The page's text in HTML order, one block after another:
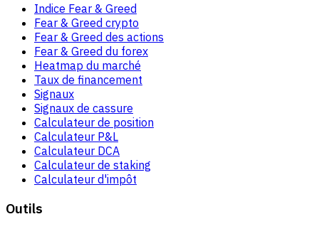
Indice Fear & Greed
Fear & Greed crypto
Fear & Greed des actions
Fear & Greed du forex
Heatmap du marché
Taux de financement
Signaux
Signaux de cassure
Calculateur de position
Calculateur P&L
Calculateur DCA
Calculateur de staking
Calculateur d'impôt
Outils